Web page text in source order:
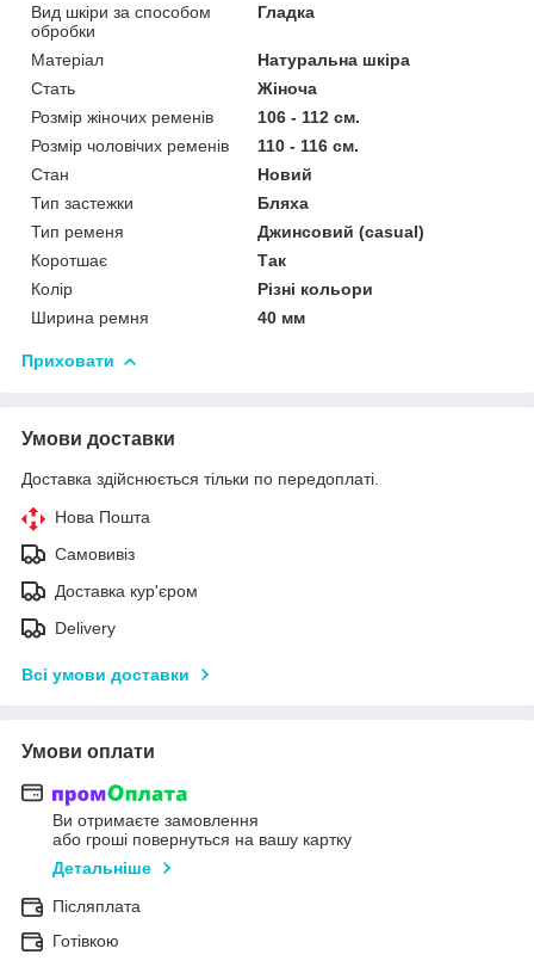
Вид шкіри за способом
обробки
Гладка
Матеріал
Натуральна шкіра
Стать
Жіноча
Розмір жіночих ременів
106 - 112 см.
Розмір чоловічих ременів
110 - 116 см.
Стан
Новий
Тип застежки
Бляха
Тип ременя
Джинсовий (casual)
Коротшає
Так
Колір
Різні кольори
Ширина ремня
40 мм
Приховати
Умови доставки
Доставка здійснюється тільки по передоплаті.
Нова Пошта
Самовивіз
Доставка кур'єром
Delivery
Всі умови доставки
Умови оплати
Ви отримаєте замовлення
або гроші повернуться на вашу картку
Детальніше
Післяплата
Готівкою